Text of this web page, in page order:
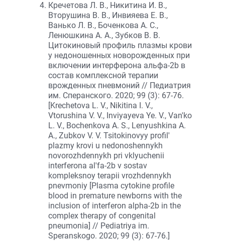
Кречетова Л. В., Никитина И. В.,
Вторушина В. В., Инвияева Е. В.,
Ванько Л. В., Боченкова А. С.,
Ленюшкина А. А., Зубков В. В.
Цитокиновый профиль плазмы крови
у недоношенных новорожденных при
включении интерферона альфа-2b в
состав комплексной терапии
врожденных пневмоний // Педиатрия
им. Сперанского. 2020; 99 (3): 67-76.
[Krechetova L. V., Nikitina I. V.,
Vtorushina V. V., Inviyayeva Ye. V., Van'ko
L. V., Bochenkova A. S., Lenyushkina A.
A., Zubkov V. V. Tsitokinovyy profil'
plazmy krovi u nedonoshennykh
novorozhdennykh pri vklyuchenii
interferona al'fa-2b v sostav
kompleksnoy terapii vrozhdennykh
pnevmoniy [Plasma cytokine profile
blood in premature newborns with the
inclusion of interferon alpha-2b in the
complex therapy of congenital
pneumonia] // Pediatriya im.
Speranskogo. 2020; 99 (3): 67-76.]